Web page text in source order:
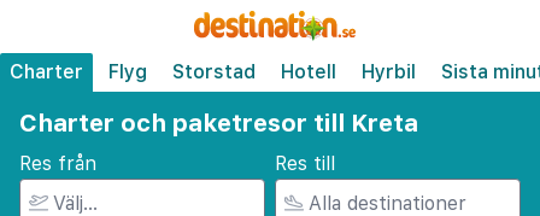
Charter Flyg Storstad Hotell Hyrbil Sista
Charter och paketresor till Kreta
Res från Res till